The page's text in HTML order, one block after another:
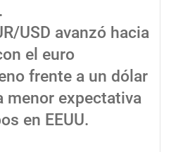
USD avanzó hacia
el euro
frente a un dólar
menor expectativa
en EEUU.